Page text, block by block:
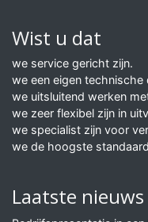
Wist u dat
we service gericht zijn.
we een eigen technische
we uitsluitend werken
we zeer flexibel zijn in
we specialist zijn voor
we de hoogste
Laatste nieuws